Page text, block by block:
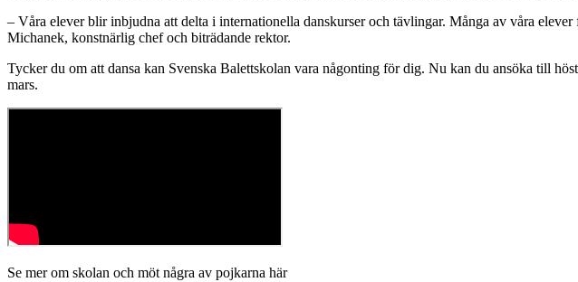
– Våra elever blir inbjudna att delta i internationella danskurser och tävlingar. Många av våra
Michanek, konstnärlig chef och biträdande rektor.
Tycker du om att dansa kan Svenska Balettskolan vara någonting för dig. Nu kan du ansöka till
mars.
Se mer om skolan och möt några av pojkarna här